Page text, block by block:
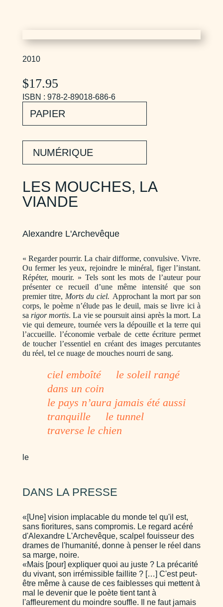
2010
$17.95
ISBN : 978-2-89018-686-6
PAPIER
NUMÉRIQUE
LES MOUCHES, LA
VIANDE
Alexandre L'Archevêque
« Regarder pourrir. La chair difforme, convulsive. Vivre.
Ou fermer les yeux, rejoindre le minéral, figer l’instant.
Répéter, mourir. » Tels sont les mots de l’auteur pour
présenter ce recueil d’une même intensité que son
premier titre, Morts du ciel. Approchant la mort par son
corps, le poème n’élude pas le deuil, mais se livre ici à
sarigor mortis. La vie se poursuit ainsi après la mort. La
vie qui demeure, tournée vers la dépouille et la terre qui
l’accueille. l’économie verbale de cette écriture permet
de toucher l’essentiel en créant des images percutantes
du réel, tel ce nuage de mouches nourri de sang.
ciel emboîté le soleil rangé
dans un coin
le pays n’aura jamais été aussi
tranquille le tunnel
traverse le chien
le
DANS LA PRESSE
«[Une] vision implacable du monde tel qu'il est,
sans fioritures, sans compromis. Le regard acéré
d'Alexandre L'Archevêque, scalpel fouisseur des
drames de l'humanité, donne à penser le réel dans
sa marge, noire.
«Mais [pour] expliquer quoi au juste ? La précarité
du vivant, son irrémissible faillite ? […] C'est peut-
être même à cause de ces faiblesses qui mettent à
mal le devenir que le poète tient tant à
l'affleurement du moindre souffle. Il ne faut jamais